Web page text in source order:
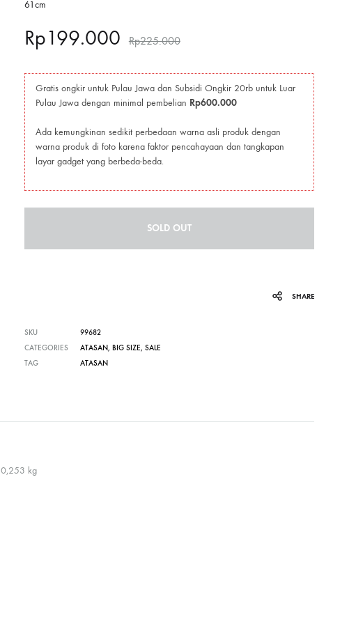
61cm
Rp199.000 Rp225.000
Gratis ongkir untuk Pulau Jawa dan Subsidi Ongkir 20rb untuk Luar
Pulau Jawa dengan minimal pembelian Rp600.000
Ada kemungkinan sedikit perbedaan warna asli produk dengan
warna produk di foto karena faktor pencahayaan dan tangkapan
layar gadget yang berbeda-beda.
SOLD OUT
SHARE
SKU
99682
CATEGORIES
ATASAN, BIG SIZE, SALE
TAG
ATASAN
0,253 kg